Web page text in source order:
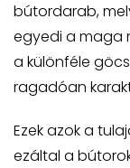
bútordarab,
egyedi a maga
a különféle
ragadóan
Ezek azok a
ezáltal a